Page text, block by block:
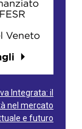
Integrata: il
nel mercato
e futuro